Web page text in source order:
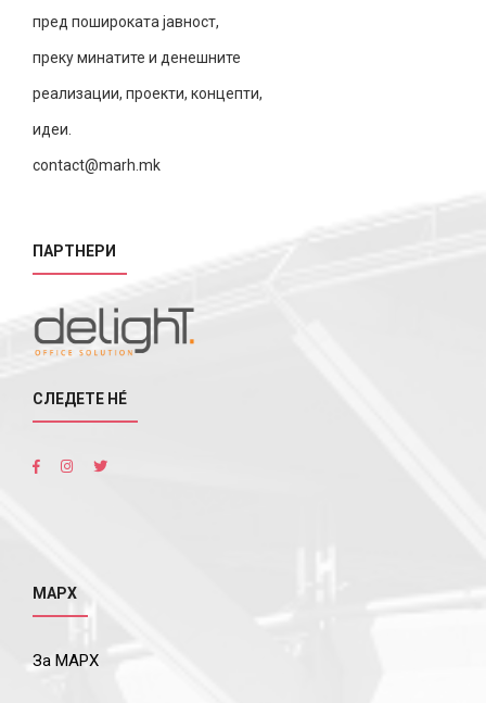
пред пошироката јавност,
преку минатите и денешните
реализации, проекти, концепти,
идеи.
contact@marh.mk
ПАРТНЕРИ
СЛЕДЕТЕ НÉ
МАРХ
За МАРХ